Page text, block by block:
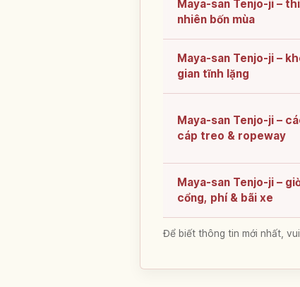
Maya-san Tenjo-ji –
nhiên bốn mùa
Maya-san Tenjo-ji –
gian tĩnh lặng
Maya-san Tenjo-ji –
cáp treo & ropeway
Maya-san Tenjo-ji –
cổng, phí & bãi xe
Để biết thông tin mới nhất,